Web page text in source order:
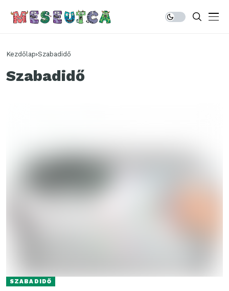
Kezdőlap Szabadidő
Szabadidő
SZABADIDŐ